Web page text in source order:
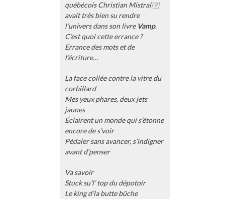
québécois Christian Mistral[9]
avait très bien su rendre
l’univers dans son livre Vamp.
C’est quoi cette errance ?
Errance des mots et de
l’écriture…
La face collée contre la vitre du
corbillard
Mes yeux phares, deux jets
jaunes
Éclairent un monde qui s’étonne
encore de s’voir
Pédaler sans avancer, s’indigner
avant d’penser
Va savoir
Stuck su’l’ top du dépotoir
Le king d’la butte bûche